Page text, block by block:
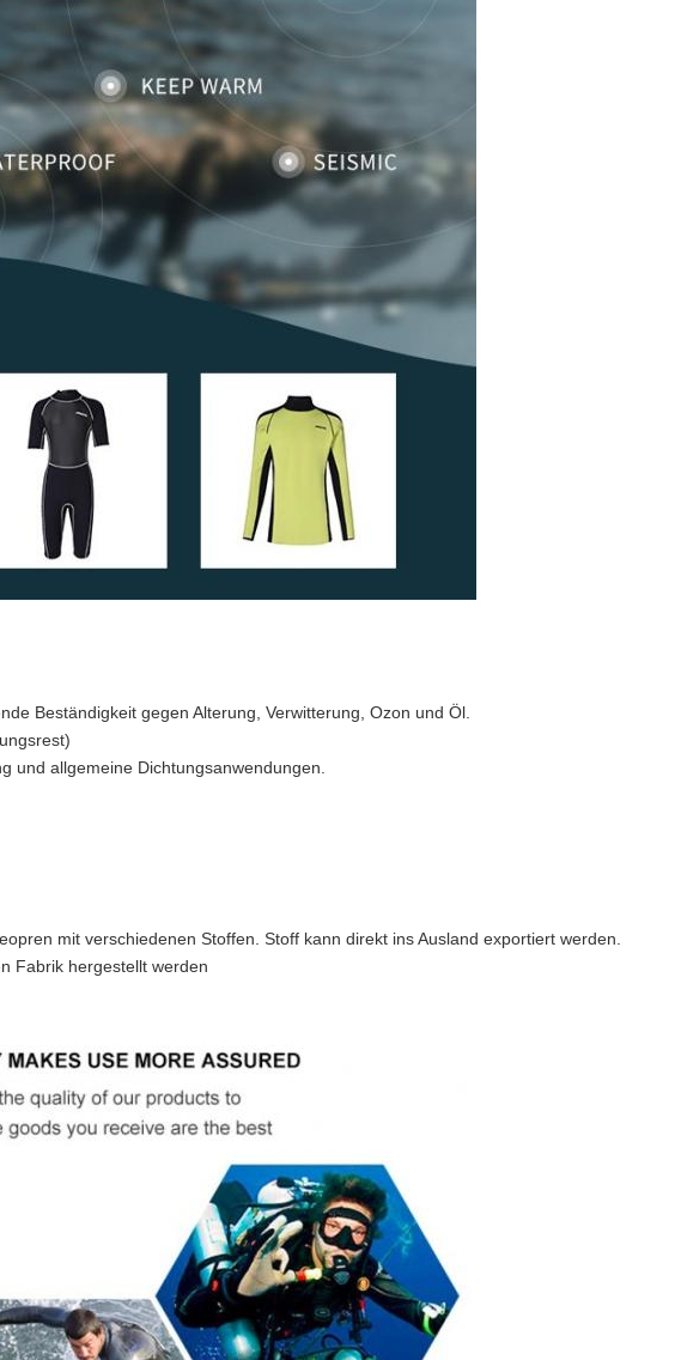
Beständigkeit gegen Alterung, Verwitterung, Ozon und Öl.
und allgemeine Dichtungsanwendungen.
mit verschiedenen Stoffen. Stoff kann direkt ins Ausland exportiert werden.
Fabrik hergestellt werden